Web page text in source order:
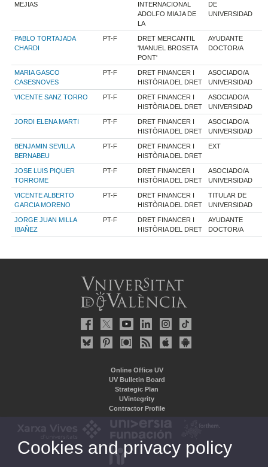
MEJIAS
INTERNACIONAL
ADOLFO MIAJA DE
LA
DE
UNIVERSIDAD
PABLO TORTAJADA
CHARDI
PT-F
DRET MERCANTIL
'MANUEL BROSETA
PONT'
AYUDANTE
DOCTOR/A
MARIA GASCO
CASESNOVES
PT-F
DRET FINANCER I
HISTÒRIA DEL DRET
ASOCIADO/A
UNIVERSIDAD
VICENTE SANZ TORRO PT-F
DRET FINANCER I
HISTÒRIA DEL DRET
ASOCIADO/A
UNIVERSIDAD
JORDI ELENA MARTI PT-F
DRET FINANCER I
HISTÒRIA DEL DRET
ASOCIADO/A
UNIVERSIDAD
BENJAMIN SEVILLA
BERNABEU
PT-F
DRET FINANCER I
HISTÒRIA DEL DRET
EXT
JOSE LUIS PIQUER
TORROME
PT-F
DRET FINANCER I
HISTÒRIA DEL DRET
ASOCIADO/A
UNIVERSIDAD
VICENTE ALBERTO
GARCIA MORENO
PT-F
DRET FINANCER I
HISTÒRIA DEL DRET
TITULAR DE
UNIVERSIDAD
JORGE JUAN MILLA
IBAÑEZ
PT-F
DRET FINANCER I
HISTÒRIA DEL DRET
AYUDANTE
DOCTOR/A
Online Office UV
UV Bulletin Board
Strategic Plan
UVintegrity
Contractor Profile
Cookies and privacy policy